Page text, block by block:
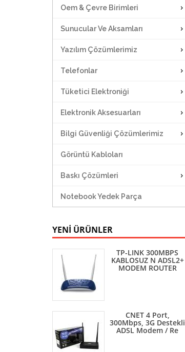
Oem & Çevre Birimleri
Sunucular Ve Aksamları
Yazılım Çözümlerimiz
Telefonlar
Tüketici Elektroniği
Elektronik Aksesuarları
Bilgi Güvenliği Çözümlerimiz
Görüntü Kabloları
Baskı Çözümleri
Notebook Yedek Parça
YENİ ÜRÜNLER
TP-LINK 300MBPS
KABLOSUZ N ADSL2+
MODEM ROUTER
CNET 4 Port,
300Mbps, 3G Destekli
ADSL Modem / Re